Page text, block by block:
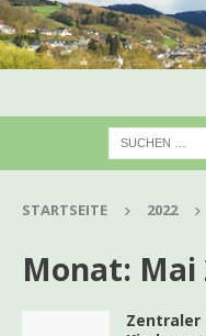
STARTSEITE 2022
Monat: Mai
Zentraler